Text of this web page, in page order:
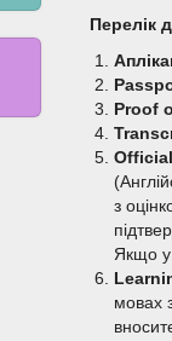
Перелік
Proof
Official
з
Якщо у
мовах